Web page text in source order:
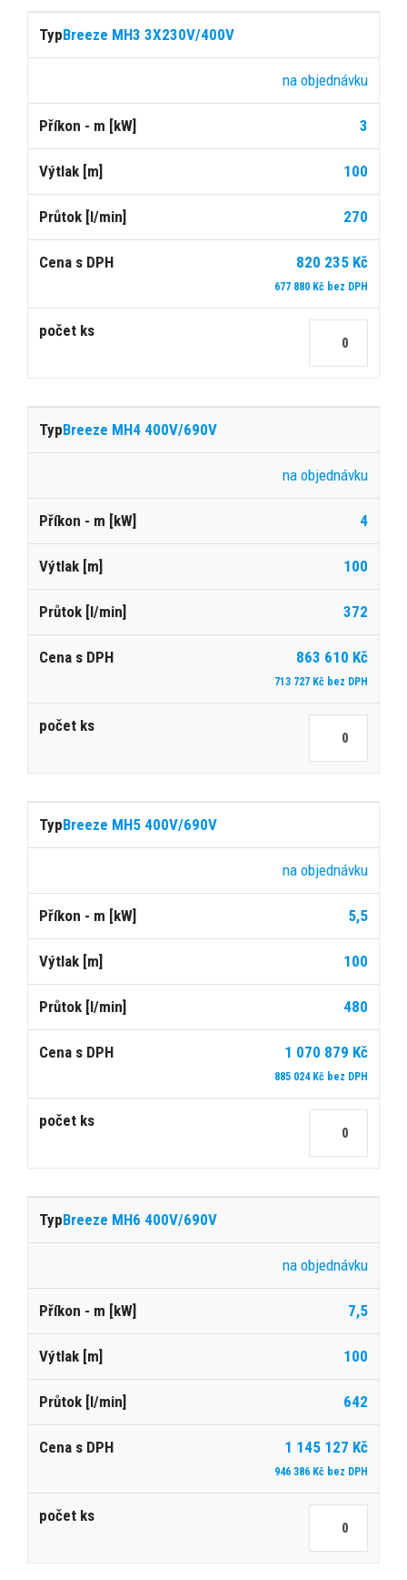
Breeze MH3 3X230V/400V
na objednávku
3
100
270
820 235 Kč
677 880 Kč bez DPH
Breeze MH4 400V/690V
na objednávku
4
100
372
863 610 Kč
713 727 Kč bez DPH
Breeze MH5 400V/690V
na objednávku
5,5
100
480
1 070 879 Kč
885 024 Kč bez DPH
Breeze MH6 400V/690V
na objednávku
7,5
100
642
1 145 127 Kč
946 386 Kč bez DPH